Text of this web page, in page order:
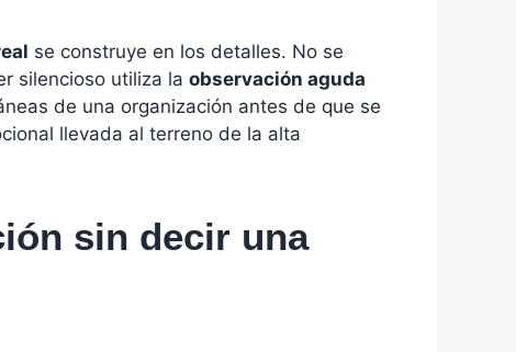
se construye en los detalles. No se
silencioso utiliza la observación aguda
de una organización antes de que se
llevada al terreno de la alta
sin decir una